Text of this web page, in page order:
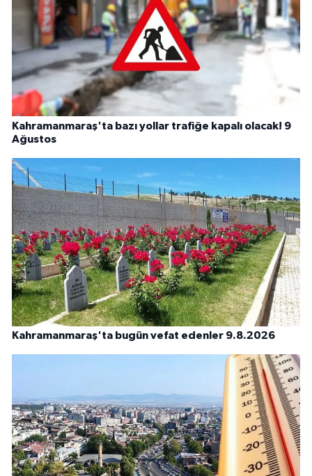
Kahramanmaraş'ta bazı yollar trafiğe kapalı olacak! 9
Ağustos
Kahramanmaraş'ta bugün vefat edenler 9.8.2026